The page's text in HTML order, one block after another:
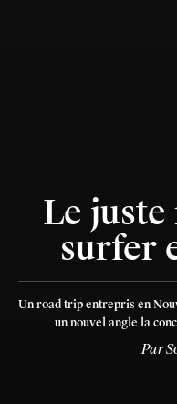
Le
surfer
Un road trip entrepris en
un nouvel angle la
Par